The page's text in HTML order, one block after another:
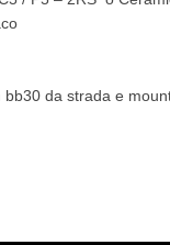
da strada e